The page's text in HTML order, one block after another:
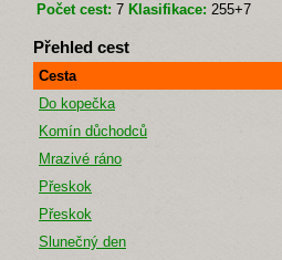
Počet cest: 7 Klasifikace: 255+7
Přehled cest
Cesta
Do kopečka
Komín důchodců
Mrazivé ráno
Přeskok
Přeskok
Slunečný den